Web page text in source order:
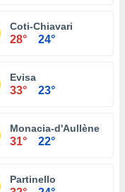
Coti-Chiavari
28° 24°
Evisa
33° 23°
Monacia-d'Aullène
31° 22°
Partinello